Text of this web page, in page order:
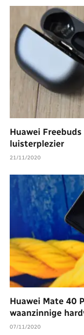
Huawei
luisterplezier
21/11/2020
Huawei Mate 40
waanzinnige
07/11/2020